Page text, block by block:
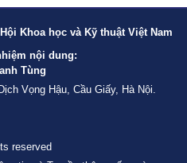
Khoa học và Kỹ thuật Việt Nam
nội dung:
Tùng
Vọng Hậu, Cầu Giấy, Hà Nội.
reserved